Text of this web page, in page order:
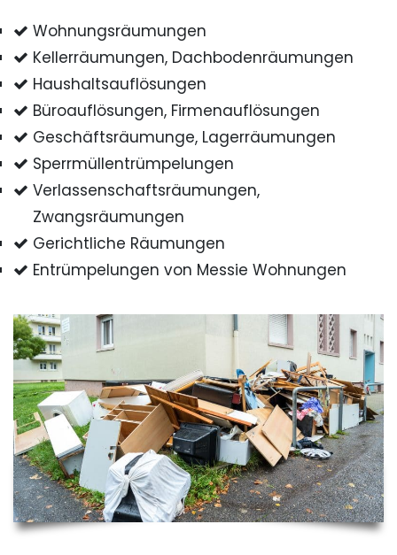
Wohnungsräumungen
Kellerräumungen, Dachbodenräumungen
Haushaltsauflösungen
Büroauflösungen, Firmenauflösungen
Geschäftsräumunge, Lagerräumungen
Sperrmüllentrümpelungen
Verlassenschaftsräumungen,
Zwangsräumungen
Gerichtliche Räumungen
Entrümpelungen von Messie Wohnungen